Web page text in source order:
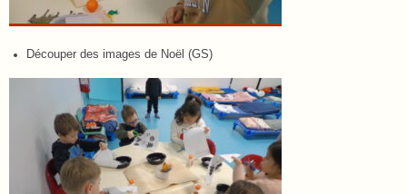
Découper des images de Noël (GS)